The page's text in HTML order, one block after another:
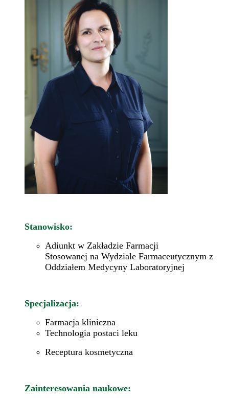
Stanowisko:
Adiunkt w Zakładzie Farmacji
Stosowanej na Wydziale Farmaceutycznym z
Oddziałem Medycyny Laboratoryjnej
Specjalizacja:
Farmacja kliniczna
Technologia postaci leku
Receptura kosmetyczna
Zainteresowania naukowe: